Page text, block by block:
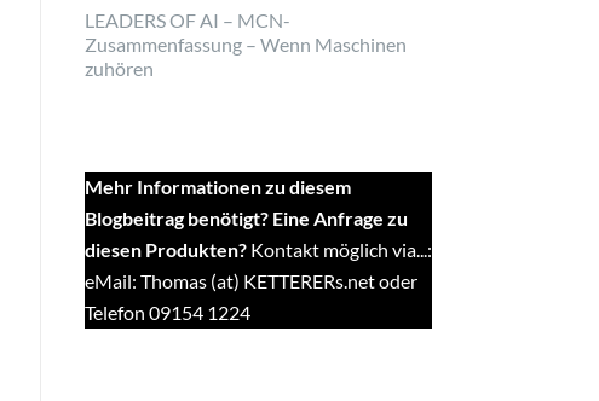
LEADERS OF AI – MCN-
Zusammenfassung – Wenn Maschinen
zuhören
Mehr Informationen zu diesem
Blogbeitrag benötigt? Eine Anfrage zu
diesen Produkten? Kontakt möglich via...:
eMail: Thomas (at) KETTERERs.net oder
Telefon 09154 1224